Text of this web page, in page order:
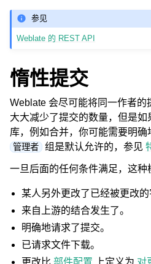
参见
Weblate 的 REST API
惰性提交
Weblate 会尽可能将同一作者
大大减少了提交的数量，但是
库，例如合并，你可能需要明
管理者 组是默认允许的，参见
一旦后面的任何条件满足，这种
某人另外更改了已经被更改的
来自上游的结合发生了。
明确地请求了提交。
已请求文件下载。
更改比部件配置 上定义为 对